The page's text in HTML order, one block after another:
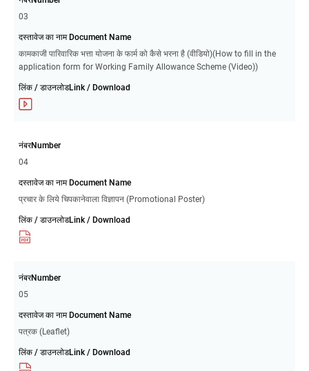
03
दस्तावेज का नाम Document Name
कामकाजी पारिवारिक भत्ता योजना के फार्म को कैसे भरना है (वीडियो)(How to fill in the
application form for Working Family Allowance Scheme (Video))
लिंक / डाउनलोडLink / Download
नंबरNumber
04
दस्तावेज का नाम Document Name
प्रचार के लिये चिपकानेवाला विज्ञापन (Promotional Poster)
लिंक / डाउनलोडLink / Download
नंबरNumber
05
दस्तावेज का नाम Document Name
पत्रक (Leaflet)
लिंक / डाउनलोडLink / Download